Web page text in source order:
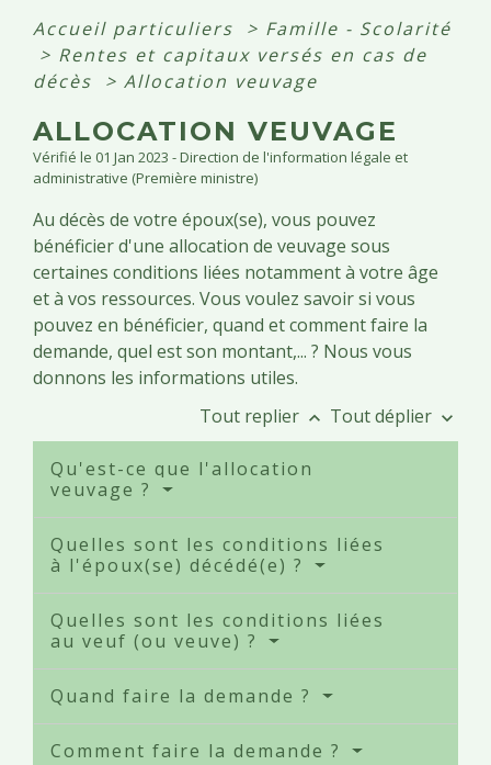
Accueil particuliers > Famille - Scolarité
> Rentes et capitaux versés en cas de
décès
> Allocation veuvage
ALLOCATION VEUVAGE
Vérifié le 01 Jan 2023 - Direction de l'information légale et
administrative (Première ministre)
Au décès de votre époux(se), vous pouvez
bénéficier d'une allocation de veuvage sous
certaines conditions liées notamment à votre âge
et à vos ressources. Vous voulez savoir si vous
pouvez en bénéficier, quand et comment faire la
demande, quel est son montant,... ? Nous vous
donnons les informations utiles.
Tout replier keyboard_arrow_up Tout déplier keyboard_arrow_down
Qu'est-ce que l'allocation
veuvage ?
Quelles sont les conditions liées
à l'époux(se) décédé(e) ?
Quelles sont les conditions liées
au veuf (ou veuve) ?
Quand faire la demande ?
Comment faire la demande ?